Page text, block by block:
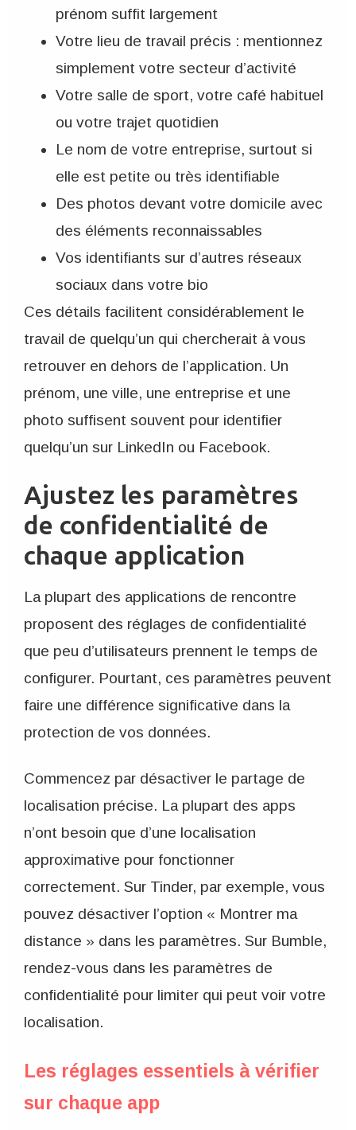
prénom suffit largement
Votre lieu de travail précis : mentionnez
simplement votre secteur d’activité
Votre salle de sport, votre café habituel
ou votre trajet quotidien
Le nom de votre entreprise, surtout si
elle est petite ou très identifiable
Des photos devant votre domicile avec
des éléments reconnaissables
Vos identifiants sur d’autres réseaux
sociaux dans votre bio
Ces détails facilitent considérablement le
travail de quelqu’un qui chercherait à vous
retrouver en dehors de l’application. Un
prénom, une ville, une entreprise et une
photo suffisent souvent pour identifier
quelqu’un sur LinkedIn ou Facebook.
Ajustez les paramètres
de confidentialité de
chaque application
La plupart des applications de rencontre
proposent des réglages de confidentialité
que peu d’utilisateurs prennent le temps de
configurer. Pourtant, ces paramètres peuvent
faire une différence significative dans la
protection de vos données.
Commencez par désactiver le partage de
localisation précise. La plupart des apps
n’ont besoin que d’une localisation
approximative pour fonctionner
correctement. Sur Tinder, par exemple, vous
pouvez désactiver l’option « Montrer ma
distance » dans les paramètres. Sur Bumble,
rendez-vous dans les paramètres de
confidentialité pour limiter qui peut voir votre
localisation.
Les réglages essentiels à vérifier
sur chaque app